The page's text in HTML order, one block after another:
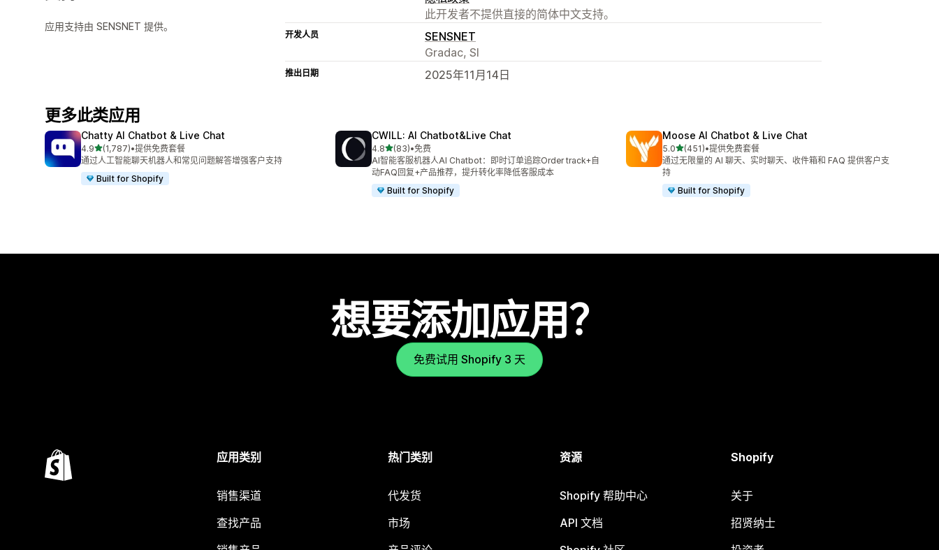
应用支持由 SENSNET 提供。
此开发者不提供直接的简体中文支持。
开发人员
SENSNET
Gradac, SI
推出日期 2025年11月14日
更多此类应用
Chatty AI Chatbot & Live Chat
4.9星（满分 5 星）
(1,787)
总共 1787 条评论
•提供免费套餐
通过人工智能聊天机器人和常见问题解答增强客户支持
Built for Shopify
CWILL: AI Chatbot&Live Chat
4.8星（满分 5 星）
(83)
总共 83 条评论
•免费
AI智能客服机器人AI Chatbot：即时订单追踪Order track+自
动FAQ回复+产品推荐，提升转化率降低客服成本
Built for Shopify
Moose AI Chatbot & Live Chat
5.0星（满分 5 星）
(451)
总共 451 条评论
•提供免费套餐
通过无限量的 AI 聊天、实时聊天、收件箱和 FAQ 提供客户支
持
Built for Shopify
想要添加应用？
免费试用 Shopify 3 天
应用类别
销售渠道
查找产品
热门类别
代发货
市场
资源
Shopify 帮助中心
API 文档
Shopify
关于
招贤纳士